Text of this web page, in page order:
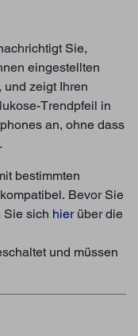
Sie,
eingestellten
und zeigt Ihren
Trendpfeil in
an, ohne dass
bestimmten
Bevor Sie
Sie sich hierüber die
und müssen